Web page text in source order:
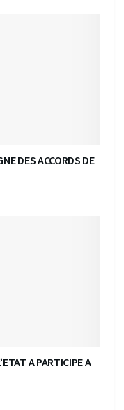
DES ACCORDS DE
A PARTICIPE A